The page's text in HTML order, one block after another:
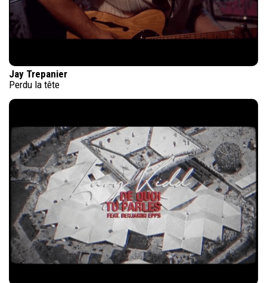
Jay Trepanier
Perdu la tête